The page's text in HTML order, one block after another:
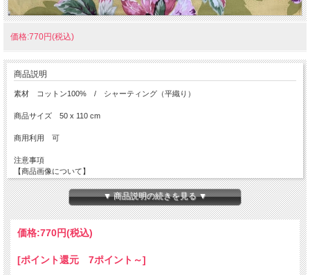
価格:770円(税込)
商品説明
素材 コットン100% / シャーティング（平織り）
商品サイズ 50 x 110 cm
商用利用 可
注意事項
【商品画像について】
実際の色に近くなる様、撮影・色調補正は行っておりますが、ディスプレイの種類
や設定状況によっては色が異なって見える場合があります。
【ご注文数量と商品サイズについて】
・50 x 110 cm の商品
出来る限り繋がった商品をご用意致しますが
▼ 商品説明の続きを見る ▼
価格:770円(税込)
[ポイント還元 7ポイント～]